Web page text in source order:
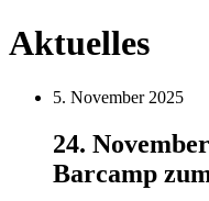
Aktuelles
5. November 2025
24.
Barcamp